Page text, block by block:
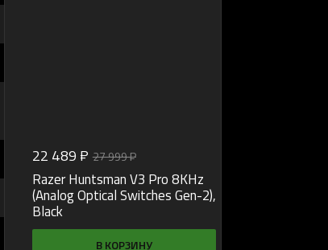
22 489 ₽ 27 999 ₽
Razer Huntsman V3 Pro 8KHz
(Analog Optical Switches Gen-2),
Black
В КОРЗИНУ